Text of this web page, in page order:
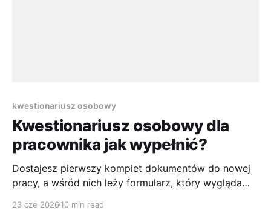
kwestionariusz osobowy
Kwestionariusz osobowy dla
pracownika jak wypełnić?
Dostajesz pierwszy komplet dokumentów do nowej
pracy, a wśród nich leży formularz, który wygląda
23 cze 2026 10 min read